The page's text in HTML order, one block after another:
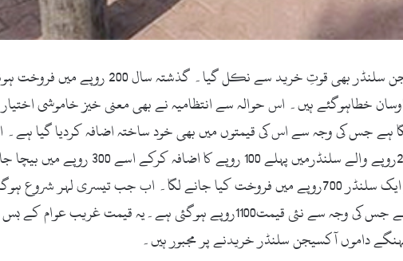
سوات(زما سوات ڈاٹ کام) سوات میں کورونا کے کیس بڑھنے کے ساتھ ہی آکسیجن سلنڈر بھی
ہے جس کی وجہ سے اس کی قیمتوں میں بھی خود ساختہ اضافہ کردیا گیا
وائرس نے وبائی صورت اختیارکرلی ہے اور آکسیجن کا استعمال بڑھ گیا ہے، تو
جب دوسری لہر نے سراُٹھایا ،تو اس کی قیمت میں 400 روپے تک اضافہ کیا گیا اور ایک سلنڈر 700روپے میں فروخت کیا جانے لگا۔ اب جب
مجبوری بڑھ گئی ہے، تو سلنڈر کی قیمت میں ٹھیک 400 روپے کا اضافہ کر دیا گیا ہے جس کی وجہ سے نئی قیمت1100روپے ہوگئی
داموں آکسیجن سلنڈر خریدنے پر مجبور ہیں۔